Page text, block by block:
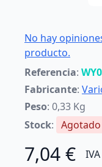
No hay
producto.
Referencia:
Fabricante:
Peso: 0,33 Kg
Stock: Agotado
7,04 €